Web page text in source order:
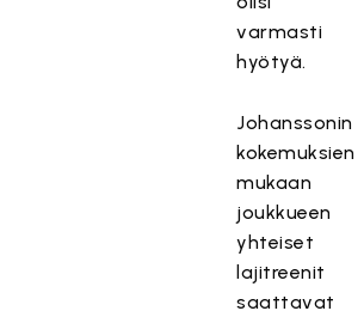
varmasti
hyötyä.
Johanssonin
kokemuksien
mukaan
joukkueen
yhteiset
lajitreenit
saattavat